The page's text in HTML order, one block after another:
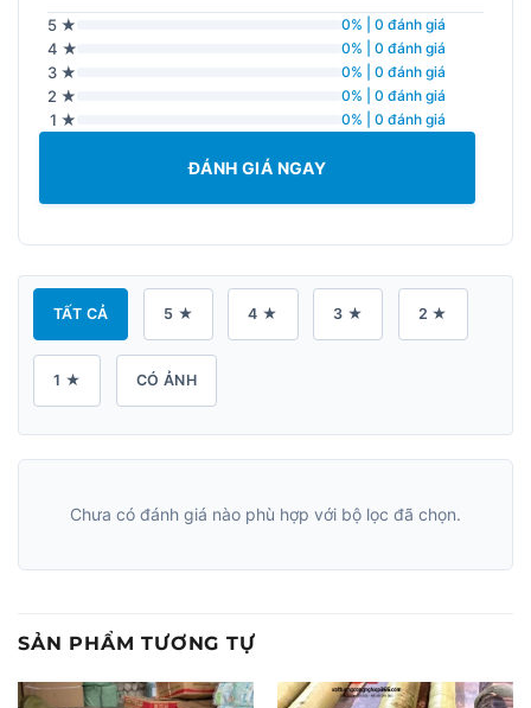
5 ★ 0% | 0 đánh giá
4 ★ 0% | 0 đánh giá
3 ★ 0% | 0 đánh giá
2 ★ 0% | 0 đánh giá
1 ★ 0% | 0 đánh giá
ĐÁNH GIÁ NGAY
TẤT CẢ 5 ★ 4 ★ 3 ★ 2 ★
1 ★ CÓ ẢNH
Chưa có đánh giá nào phù hợp với bộ lọc đã chọn.
SẢN PHẨM TƯƠNG TỰ